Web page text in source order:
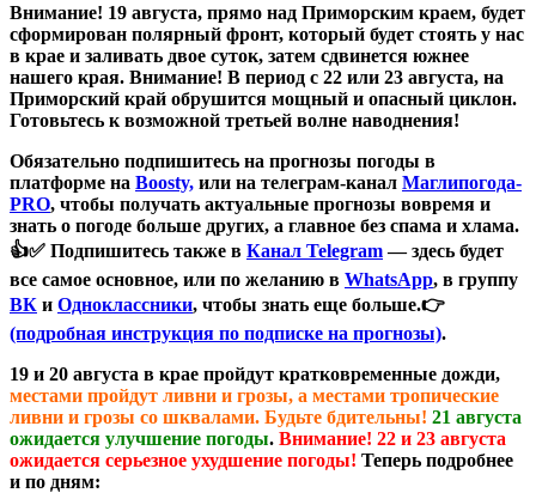
Внимание! 19 августа, прямо над Приморским краем, будет
сформирован полярный фронт, который будет стоять у нас
в крае и заливать двое суток, затем сдвинется южнее
нашего края. Внимание! В период с 22 или 23 августа, на
Приморский край обрушится мощный и опасный циклон.
Готовьтесь к возможной третьей волне наводнения!
Обязательно подпишитесь на прогнозы погоды в
платформе на Boosty, или на телеграм-канал Маглипогода-
PRO, чтобы получать актуальные прогнозы вовремя и
знать о погоде больше других, а главное без спама и хлама.
👍✅ Подпишитесь также в Канал Telegram— здесь будет
все самое основное, или по желанию в WhatsApp, в группу
ВК и Одноклассники, чтобы знать еще больше.👉
(подробная инструкция по подписке на прогнозы).
19 и 20 августа в крае пройдут кратковременные дожди,
местами пройдут ливни и грозы, а местами тропические
ливни и грозы со шквалами. Будьте бдительны! 21 августа
ожидается улучшение погоды. Внимание! 22 и 23 августа
ожидается серьезное ухудшение погоды! Теперь подробнее
и по дням: